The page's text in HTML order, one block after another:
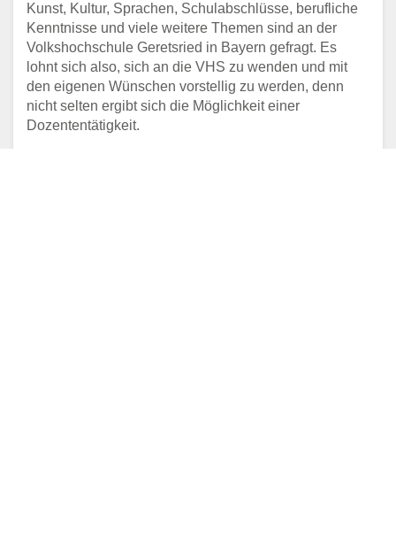
Kunst, Kultur, Sprachen, Schulabschlüsse, berufliche
Kenntnisse und viele weitere Themen sind an der
Volkshochschule Geretsried in Bayern gefragt. Es
lohnt sich also, sich an die VHS zu wenden und mit
den eigenen Wünschen vorstellig zu werden, denn
nicht selten ergibt sich die Möglichkeit einer
Dozententätigkeit.